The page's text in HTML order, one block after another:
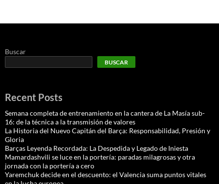
Buscar
BUSCAR
Recent Posts
Semana completa de entrenamiento en la cantera de La Masía sub-
16: de la técnica a la transmisión de valores
La Historia del Nuevo Capitán del Barça: Responsabilidad, Presión y
Gloria
Barças Leyenda Recordada: La Despedida y Legado de Iniesta
Mamardashvili se luce en la portería: paradas milagrosas y otra
jornada con la portería a cero
Yaremchuk decide en el descuento: el Valencia suma puntos vitales